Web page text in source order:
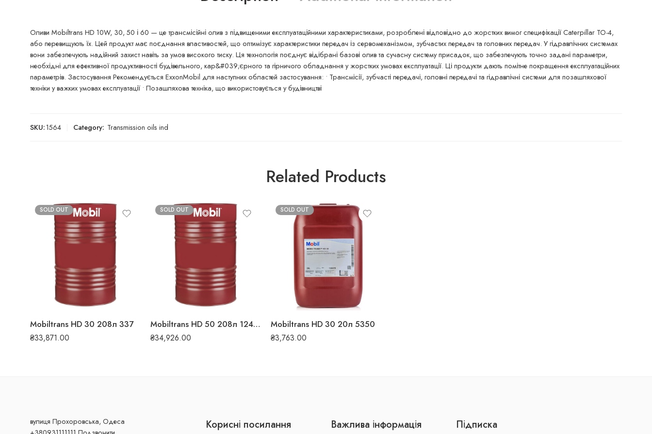
Оливи Mobiltrans HD 10W, 30, 50 і 60 — це трансмісійні олив з підвищеними експлуатаційними характеристиками, розроблені відповідно до жорстких вимог специфікації Caterpillar TO-4,
або перевищують їх. Цей продукт має поєднання властивостей, що оптимізує характеристики передач із сервомеханізмом, зубчастих передач та головних передач. У гідравлічних системах
вони забезпечують надійний захист навіть за умов високого тиску. Ця технологія поєднує відібрані базові олив та сучасну систему присадок, що забезпечують точно задані параметри,
необхідні для ефективної продуктивності будівельного, кар&#039;єрного та гірничого обладнання у жорстких умовах експлуатації. Ці продукти дають помітне покращення експлуатаційних
параметрів. Застосування Рекомендується ExxonMobil для наступних областей застосування: • Трансмісії, зубчасті передачі, головні передачі та гідравлічні системи для позашляхової
техніки у важких умовах експлуатації • Позашляхова техніка, що використовується у будівництві
SKU:1564 Category: Transmission oils ind
Related Products
SOLD OUT
Mobiltrans HD 30 208л 337
₴33,871.00
SOLD OUT
Mobiltrans HD 50 208л 124838
₴34,926.00
SOLD OUT
Mobiltrans HD 30 20л 5350
₴3,763.00
вулиця Прохоровська, Одеса
Корисні посилання Важлива інформація Підписка